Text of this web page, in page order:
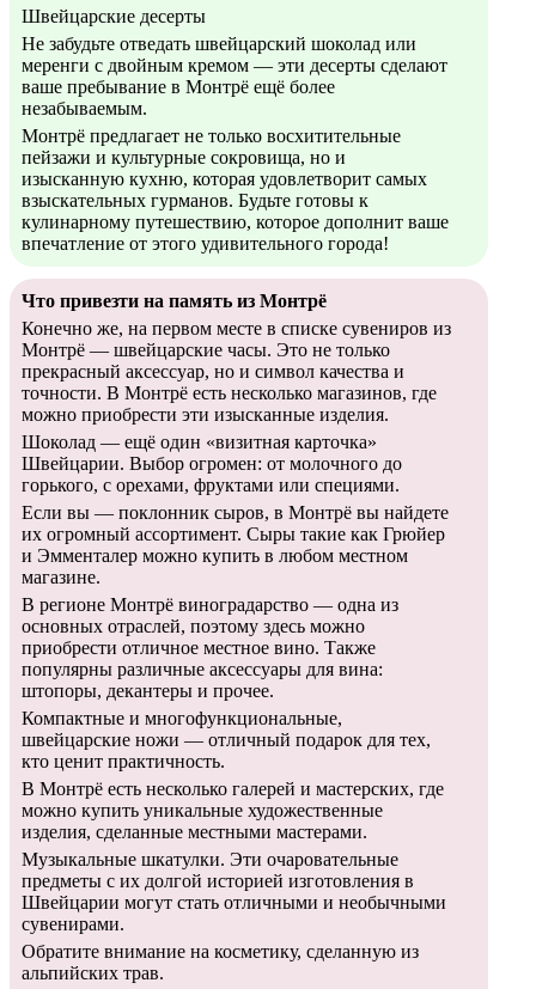
Швейцарские десерты
Не забудьте отведать швейцарский шоколад или
меренги с двойным кремом — эти десерты сделают
ваше пребывание в Монтрё ещё более
незабываемым.
Монтрё предлагает не только восхитительные
пейзажи и культурные сокровища, но и
изысканную кухню, которая удовлетворит самых
взыскательных гурманов. Будьте готовы к
кулинарному путешествию, которое дополнит ваше
впечатление от этого удивительного города!
Что привезти на память из Монтрё
Конечно же, на первом месте в списке сувениров из
Монтрё — швейцарские часы. Это не только
прекрасный аксессуар, но и символ качества и
точности. В Монтрё есть несколько магазинов, где
можно приобрести эти изысканные изделия.
Шоколад — ещё один «визитная карточка»
Швейцарии. Выбор огромен: от молочного до
горького, с орехами, фруктами или специями.
Если вы — поклонник сыров, в Монтрё вы найдете
их огромный ассортимент. Сыры такие как Грюйер
и Эмменталер можно купить в любом местном
магазине.
В регионе Монтрё виноградарство — одна из
основных отраслей, поэтому здесь можно
приобрести отличное местное вино. Также
популярны различные аксессуары для вина:
штопоры, декантеры и прочее.
Компактные и многофункциональные,
швейцарские ножи — отличный подарок для тех,
кто ценит практичность.
В Монтрё есть несколько галерей и мастерских, где
можно купить уникальные художественные
изделия, сделанные местными мастерами.
Музыкальные шкатулки. Эти очаровательные
предметы с их долгой историей изготовления в
Швейцарии могут стать отличными и необычными
сувенирами.
Обратите внимание на косметику, сделанную из
альпийских трав.